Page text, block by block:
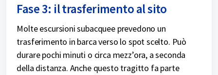
Fase 3: il trasferimento al sito
Molte escursioni subacquee prevedono un
trasferimento in barca verso lo spot scelto. Può
durare pochi minuti o circa mezz’ora, a seconda
della distanza. Anche questo tragitto fa parte